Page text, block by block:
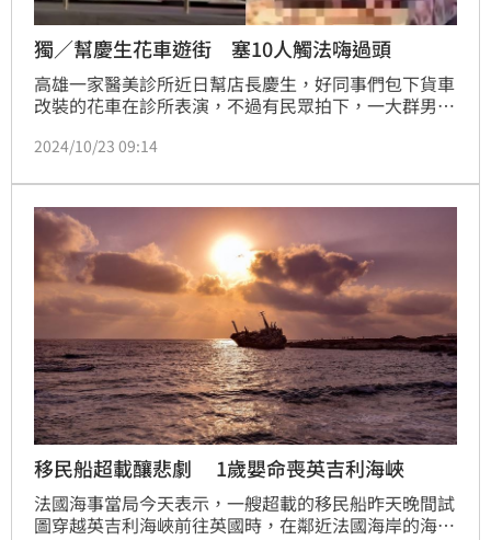
獨／幫慶生花車遊街 塞10人觸法嗨過頭
高雄一家醫美診所近日幫店長慶生，好同事們包下貨車
改裝的花車在診所表演，不過有民眾拍下，一大群男男
貨車後方，至少超過10幾人，讓民眾看了覺得危險，警
2024/10/23 09:14
移民船超載釀悲劇 1歲嬰命喪英吉利海峽
法國海事當局今天表示，一艘超載的移民船昨天晚間試
圖穿越英吉利海峽前往英國時，在鄰近法國海岸的海域